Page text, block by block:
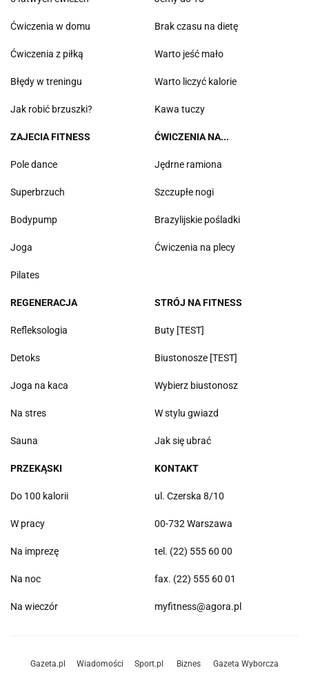
Ćwiczenia w domu
Ćwiczenia z piłką
Błędy w treningu
Jak robić brzuszki?
Brak czasu na dietę
Warto jeść mało
Warto liczyć kalorie
Kawa tuczy
ZAJECIA FITNESS
Pole dance
Superbrzuch
Bodypump
Joga
Pilates
ĆWICZENIA NA...
Jędrne ramiona
Szczupłe nogi
Brazylijskie pośladki
Ćwiczenia na plecy
REGENERACJA
Refleksologia
Detoks
Joga na kaca
Na stres
Sauna
STRÓJ NA FITNESS
Buty [TEST]
Biustonosze [TEST]
Wybierz biustonosz
W stylu gwiazd
Jak się ubrać
PRZEKĄSKI
Do 100 kalorii
W pracy
Na imprezę
Na noc
Na wieczór
KONTAKT
ul. Czerska 8/10
00-732 Warszawa
tel. (22) 555 60 00
fax. (22) 555 60 01
myfitness@agora.pl
Gazeta.pl Wiadomości Sport.pl Biznes Gazeta Wyborcza